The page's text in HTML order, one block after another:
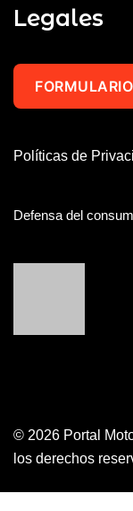
Legales
Políticas de
Defensa del
© 2026 Portal